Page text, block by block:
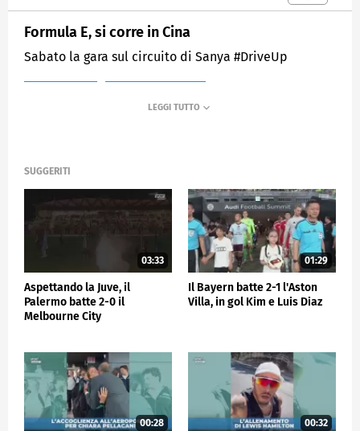
Formula E, si corre in Cina
Sabato la gara sul circuito di Sanya #DriveUp
SUGGERITI
03:33
Aspettando la Juve, il
Palermo batte 2-0 il
Melbourne City
01:29
Il Bayern batte 2-1 l'Aston
Villa, in gol Kim e Luis Diaz
00:28 00:32